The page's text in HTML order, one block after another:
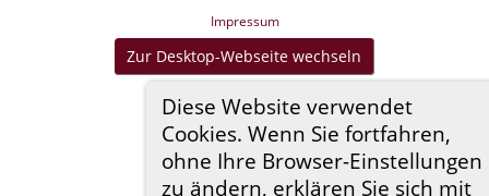
Diese Website verwendet
Cookies. Wenn Sie fortfahren,
ohne Ihre Browser-Einstellungen
zu ändern, erklären Sie sich mit
Impressum
Zur Desktop-Webseite wechseln